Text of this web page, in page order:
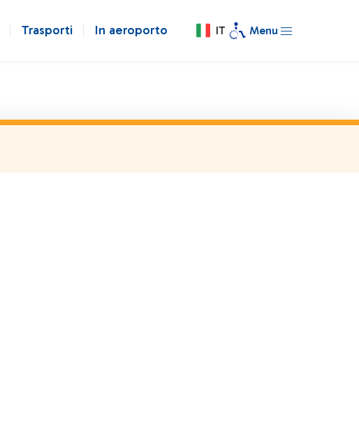
Trasporti In aeroporto IT Menu